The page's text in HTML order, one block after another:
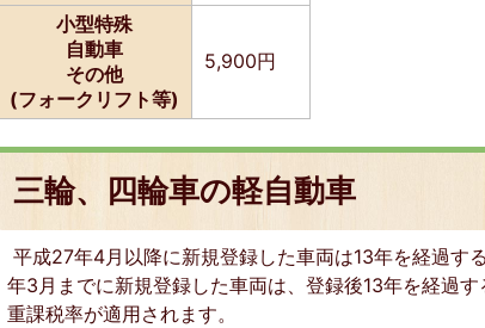
小型特殊
自動車
その他
(フォークリフト等)
5,900円
三輪、四輪車の軽自動車
平成27年4月以降に新規登録した車両は13年を経過す
年3月までに新規登録した車両は、登録後13年を経過
重課税率が適用されます。